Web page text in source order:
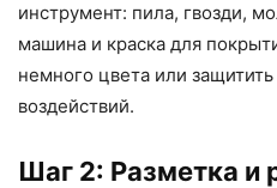
инструмент: пила, гвозди,
машина и краска для
немного цвета или
воздействий.
Шаг 2: Разметка и